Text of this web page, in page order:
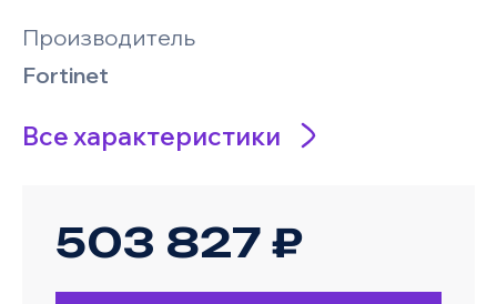
Производитель
Fortinet
Все характеристики
503 827 ₽